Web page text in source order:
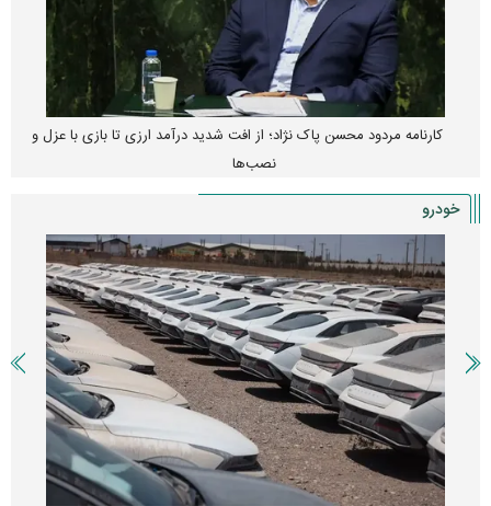
کارنامه مردود محسن پاک‌ نژاد؛ از افت شدید درآمد ارزی تا بازی با عزل و
نصب‌ها
خودرو